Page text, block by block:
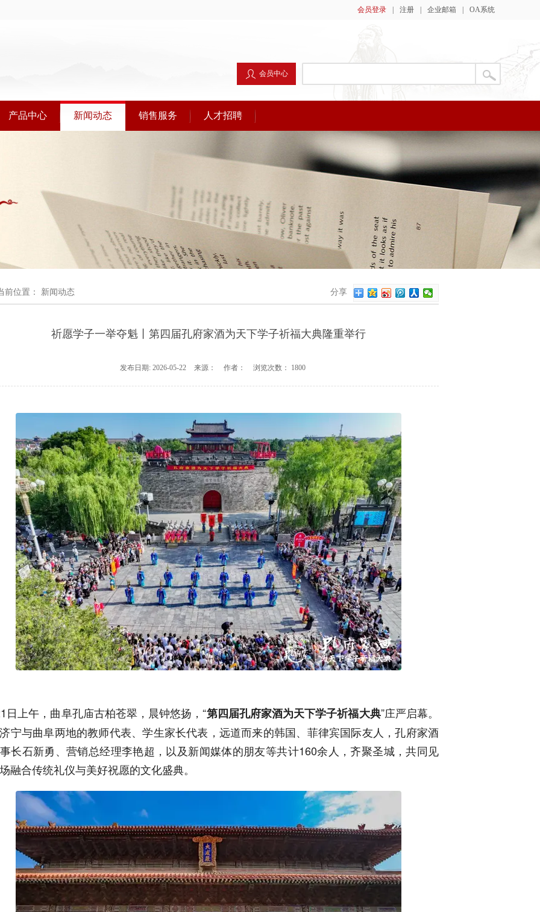
会员登录 注册 企业邮箱 OA系统
会员中心
产品中心 新闻动态 销售服务 人才招聘
前位置： 新闻动态 分享
祈愿学子一举夺魁丨第四届孔府家酒为天下学子祈福大典隆重举行
发布日期: 2026-05-22 来源： 作者： 浏览次数： 1800
日上午，曲阜孔庙古柏苍翠，晨钟悠扬，“第四届孔府家酒为天下学子祈福大典”庄严启幕。
宁与曲阜两地的教师代表、学生家长代表，远道而来的韩国、菲律宾国际友人，孔府家酒
长石新勇、营销总经理李艳超，以及新闻媒体的朋友等共计160余人，齐聚圣城，共同见
融合传统礼仪与美好祝愿的文化盛典。